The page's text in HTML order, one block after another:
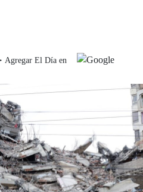
Agregar El Día en